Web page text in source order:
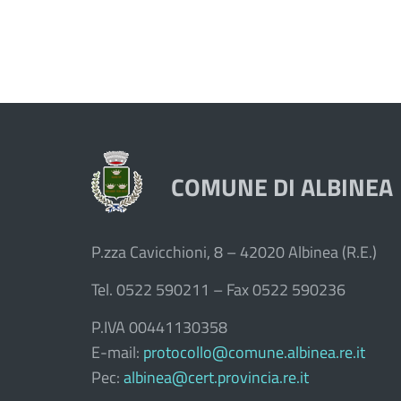
COMUNE DI ALBINEA
P.zza Cavicchioni, 8 – 42020 Albinea (R.E.)
Tel. 0522 590211 – Fax 0522 590236
P.IVA 00441130358
E-mail: protocollo@comune.albinea.re.it
Pec: albinea@cert.provincia.re.it